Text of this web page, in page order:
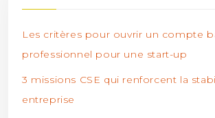
Les critères pour ouvrir un compte
professionnel pour une start-up
3 missions CSE qui renforcent la
entreprise